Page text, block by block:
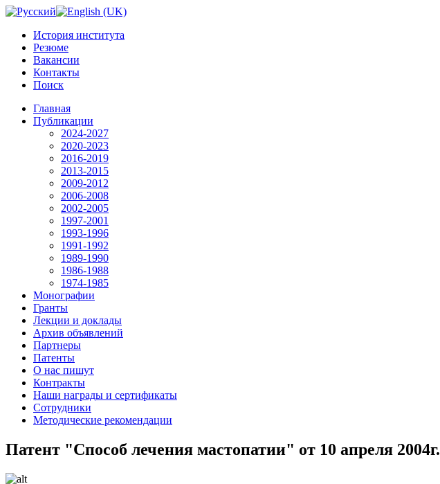
История института
Резюме
Вакансии
Контакты
Поиск
Главная
Публикации
2024-2027
2020-2023
2016-2019
2013-2015
2009-2012
2006-2008
2002-2005
1997-2001
1993-1996
1991-1992
1989-1990
1986-1988
1974-1985
Монографии
Гранты
Лекции и доклады
Архив объявлений
Партнеры
Патенты
О нас пишут
Контракты
Наши награды и сертификаты
Сотрудники
Методические рекомендации
Патент "Способ лечения мастопатии" от 10 апреля 2004г.